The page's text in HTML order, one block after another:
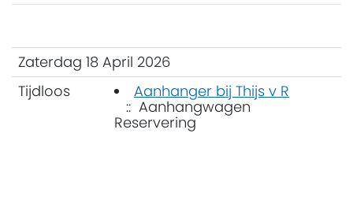
Zaterdag 18 April 2026
Tijdloos
Aanhanger bij Thijs v R
:: Aanhangwagen
Reservering